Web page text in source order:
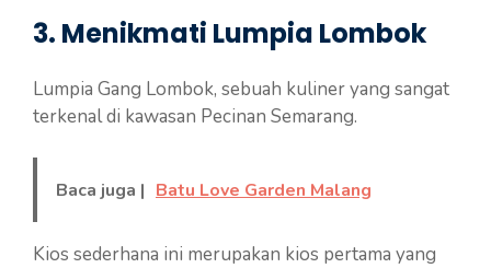
3. Menikmati Lumpia Lombok
Lumpia Gang Lombok, sebuah kuliner yang sangat
terkenal di kawasan Pecinan Semarang.
Baca juga | Batu Love Garden Malang
Kios sederhana ini merupakan kios pertama yang